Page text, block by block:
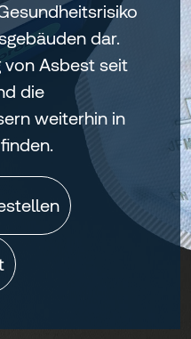
dar.
Asbest seit
die
weiterhin in